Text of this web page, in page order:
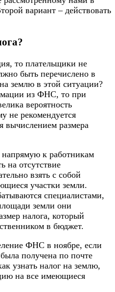
вариант – действовать
то плательщики не
быть перечислено в
землю в этой ситуации?
из ФНС, то при
вероятность
не рекомендуется
вычислением размера
напрямую к работникам
на отсутствие
взять с собой
участки земли.
специалистами,
земли они
налога, который
в бюджет.
ФНС в ноябре, если
получена по почте
узнать налог на землю,
на все имеющиеся